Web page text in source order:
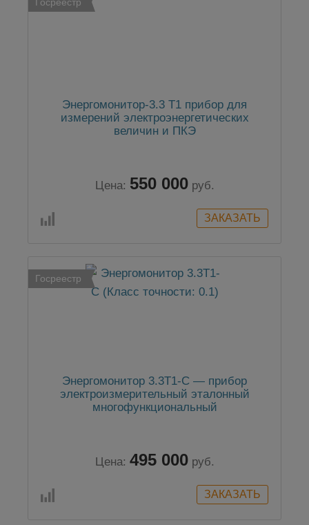
Госреестр
Энергомонитор-3.3 Т1 прибор для
измерений электроэнергетических
величин и ПКЭ
Цена: 550 000 руб.
Госреестр
Энергомонитор 3.3T1-C — прибор
электроизмерительный эталонный
многофункциональный
Цена: 495 000 руб.